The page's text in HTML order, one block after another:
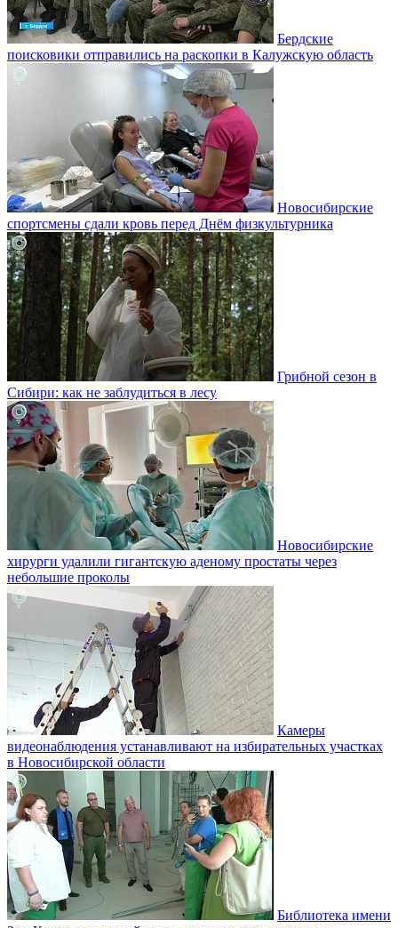
Бердские
поисковики отправились на раскопки в Калужскую область
Новосибирские
спортсмены сдали кровь перед Днём физкультурника
Грибной сезон в
Сибири: как не заблудиться в лесу
Новосибирские
хирурги удалили гигантскую аденому простаты через
небольшие проколы
Камеры
видеонаблюдения устанавливают на избирательных участках
в Новосибирской области
Библиотека имени